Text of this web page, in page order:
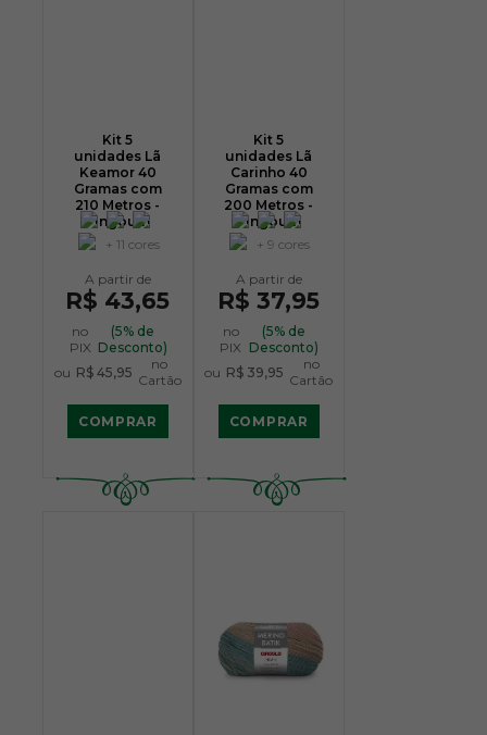
Kit 5
unidades Lã
Keamor 40
Gramas com
210 Metros -
Pingouin
+ 11 cores
R$ 43,65
no
PIX
(5% de
Desconto)
ou R$ 45,95
no
Cartão
COMPRAR
Kit 5
unidades Lã
Carinho 40
Gramas com
200 Metros -
Pingouin
+ 9 cores
R$ 37,95
no
PIX
(5% de
Desconto)
ou R$ 39,95
no
Cartão
COMPRAR